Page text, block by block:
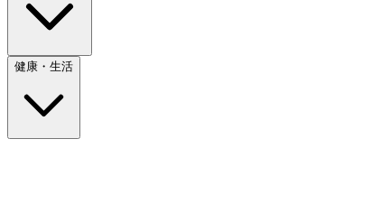
健康・生活